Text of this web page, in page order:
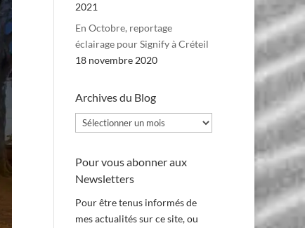
2021
En Octobre, reportage
éclairage pour Signify à Créteil
18 novembre 2020
Archives du Blog
Archives
du
Pour vous abonner aux
Newsletters
Pour être tenus informés de
mes actualités sur ce site, ou